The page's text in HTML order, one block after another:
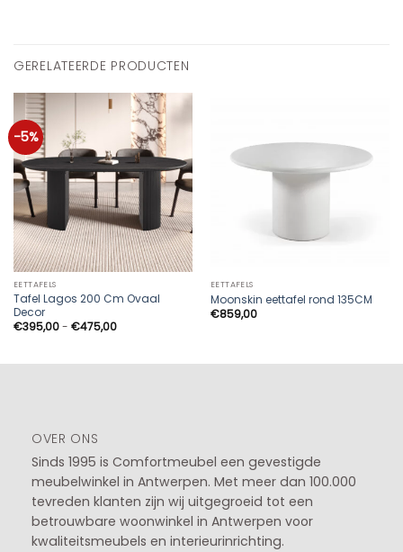
GERELATEERDE PRODUCTEN
-5%
EETTAFELS
Tafel Lagos 200 Cm Ovaal
Decor
€395,00- €475,00Prijsklasse:
€395,00
EETTAFELS
Moonskin eettafel rond 135CM
€859,00
OVER ONS
Sinds 1995 is Comfortmeubel een gevestigde
meubelwinkel in Antwerpen. Met meer dan 100.000
tevreden klanten zijn wij uitgegroeid tot een
betrouwbare woonwinkel in Antwerpen voor
kwaliteitsmeubels en interieurinrichting.